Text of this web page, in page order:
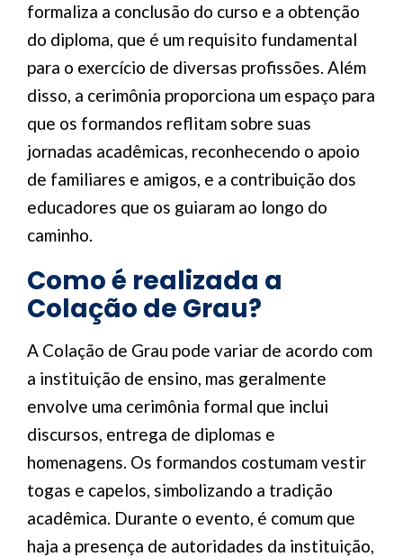
formaliza a conclusão do curso e a obtenção
do diploma, que é um requisito fundamental
para o exercício de diversas profissões. Além
disso, a cerimônia proporciona um espaço para
que os formandos reflitam sobre suas
jornadas acadêmicas, reconhecendo o apoio
de familiares e amigos, e a contribuição dos
educadores que os guiaram ao longo do
caminho.
Como é realizada a
Colação de Grau?
A Colação de Grau pode variar de acordo com
a instituição de ensino, mas geralmente
envolve uma cerimônia formal que inclui
discursos, entrega de diplomas e
homenagens. Os formandos costumam vestir
togas e capelos, simbolizando a tradição
acadêmica. Durante o evento, é comum que
haja a presença de autoridades da instituição,